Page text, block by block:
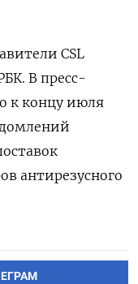
CSL
В пресс-
к концу июля
антирезусного